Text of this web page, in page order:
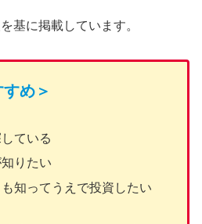
基に掲載しています。
め＞
ている
りたい
知ってうえで投資したい